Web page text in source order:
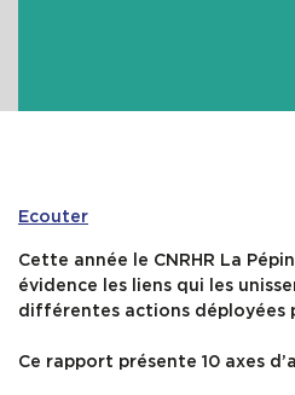
Ecouter
Cette année le CNRHR La
évidence les liens qui les
différentes actions déployées
Ce rapport présente 10 axes